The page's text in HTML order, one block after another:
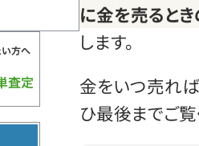
に金を売ると
します。
金をいつ売れ
ひ最後までご覧